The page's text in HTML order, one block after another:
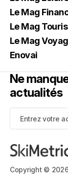
Copyright ©
Le Mag
Le Mag
Le Mag
Enovai
Ne
actualités